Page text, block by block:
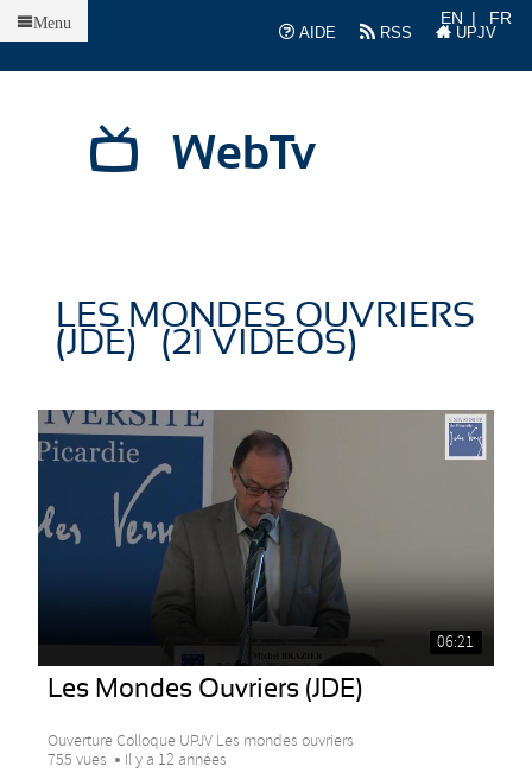
AIDE
RSS UPJV
EN FR
WebTv
Menu
LES MONDES OUVRIERS
(JDE) (21 VIDEOS)
06:21
Les Mondes Ouvriers (JDE)
Ouverture Colloque UPJV Les mondes ouvriers
755 vues
Il y a 12 années